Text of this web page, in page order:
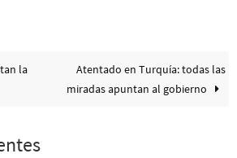
la
Atentado en Turquía: todas las
miradas apuntan al gobierno